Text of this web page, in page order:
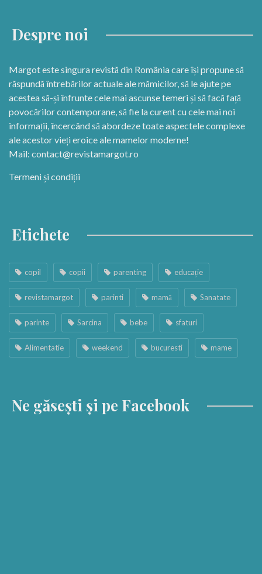
Despre noi
Margot este singura revistă din România care își propune să
răspundă întrebărilor actuale ale mămicilor, să le ajute pe
acestea să-și înfrunte cele mai ascunse temeri și să facă față
povocărilor contemporane, să fie la curent cu cele mai noi
informații, încercând să abordeze toate aspectele complexe
ale acestor vieți eroice ale mamelor moderne!
Mail: contact@revistamargot.ro
Termeni și condiții
Etichete
copil copii parenting educație
revistamargot parinti mamă Sanatate
parinte Sarcina bebe sfaturi
Alimentatie weekend bucuresti mame
Ne găsești și pe Facebook